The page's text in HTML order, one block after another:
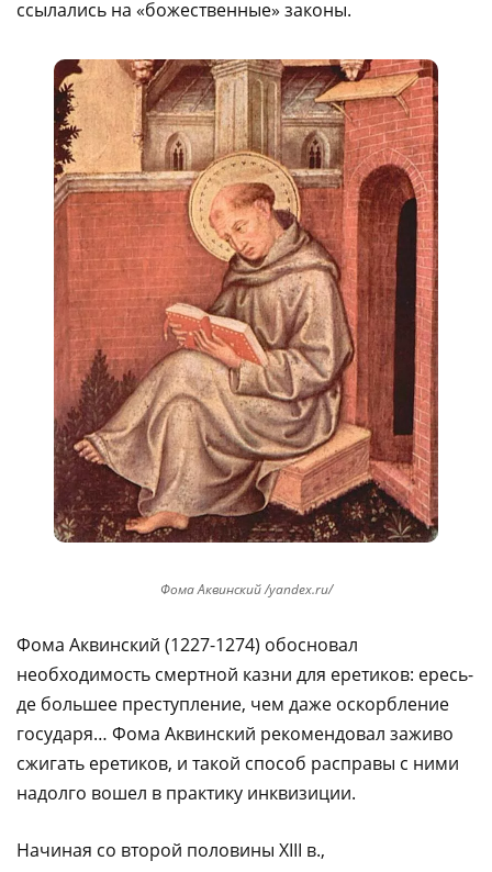
ссылались на «божественные» законы.
Фома Аквинский /yandex.ru/
Фома Аквинский (1227-1274) обосновал
необходимость смертной казни для еретиков: ересь-
де большее преступление, чем даже оскорбление
государя… Фома Аквинский рекомендовал заживо
сжигать еретиков, и такой способ расправы с ними
надолго вошел в практику инквизиции.
Начиная со второй половины XIII в.,